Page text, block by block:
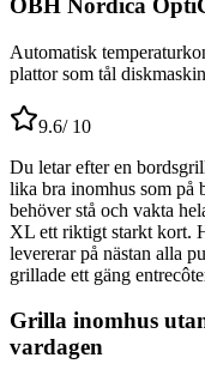
OBH Nordica
Automatisk
plattor som tål
9.6/ 10
Du letar efter en
lika bra inomhus som på
behöver stå och vakta
XL ett riktigt starkt kort.
levererar på nästan alla
grillade ett gäng
Grilla inomhus
vardagen